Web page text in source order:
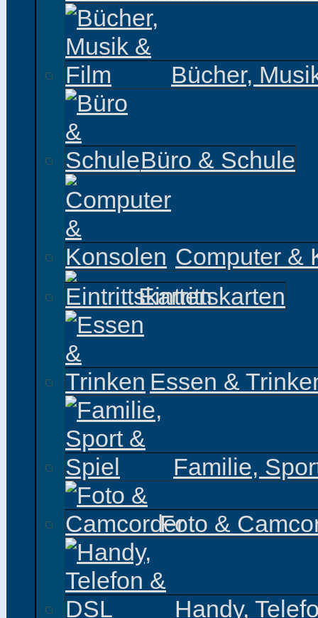
Bücher,
Büro & Schule
Computer &
Eintrittskarten
Essen &
Familie,
Foto &
Handy,